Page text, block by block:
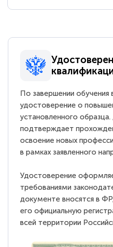
По завершении обучения
удостоверение о
установленного
подтверждает
освоение новых
в рамках заявленного
Удостоверение
требованиями
документе вносятся в
его официальную
всей территории